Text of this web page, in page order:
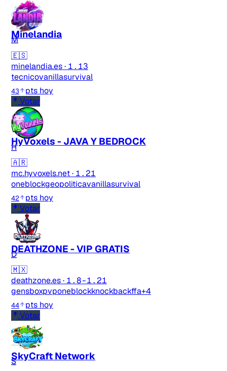
M
Minelandia
🇪🇸
minelandia.es· 1.13
tecnicovanillasurvival
43
pts hoy
Votar
H
HyVoxels - JAVA Y BEDROCK
🇦🇷
mc.hyvoxels.net· 1.21
oneblockgeopoliticavanillasurvival
42
pts hoy
Votar
D
DEATHZONE - VIP GRATIS
🇲🇽
deathzone.es· 1.8-1.21
gensboxpvponeblockknockbackffa+4
44
pts hoy
Votar
S
SkyCraft Network